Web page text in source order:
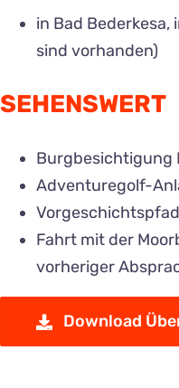
in Bad
sind vorhanden)
SEHENSWERT
Burgbesichtigung
Adventuregolf-
Fahrt mit der
vorheriger
Download